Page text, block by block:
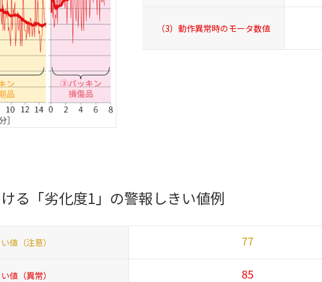
（3）動作異常時のモータ数値
る 「劣化度1」の警報しきい値例
値（注意） 77
値（異常） 85